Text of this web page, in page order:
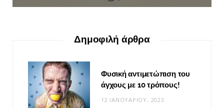
Δημοφιλή άρθρα
Φυσική αντιμετώπιση του
άγχους με 10 τρόπους!
12 ΙΑΝΟΥΑΡΊΟΥ, 2023